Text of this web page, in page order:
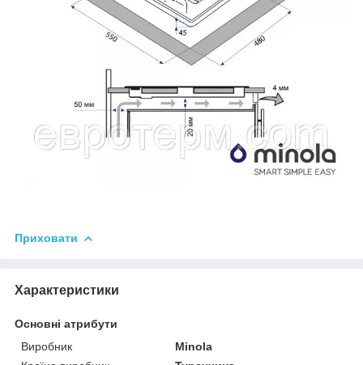
Приховати
Характеристики
Основні атрибути
Виробник
Minola